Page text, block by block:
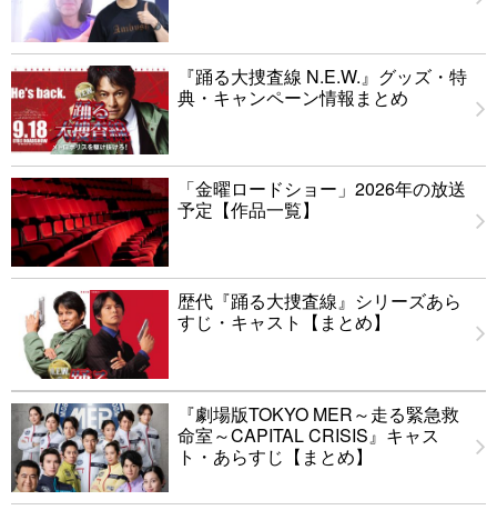
『踊る大捜査線 N.E.W.』グッズ・特
典・キャンペーン情報まとめ
「金曜ロードショー」2026年の放送
予定【作品一覧】
歴代『踊る大捜査線』シリーズあら
すじ・キャスト【まとめ】
『劇場版TOKYO MER～走る緊急救
命室～CAPITAL CRISIS』キャス
ト・あらすじ【まとめ】